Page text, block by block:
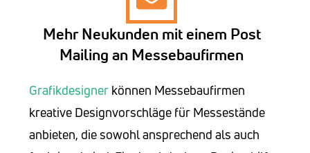
Mehr Neukunden mit einem Post
Mailing an Messebaufirmen
Grafikdesigner können Messebaufirmen
kreative Designvorschläge für Messestände
anbieten, die sowohl ansprechend als auch